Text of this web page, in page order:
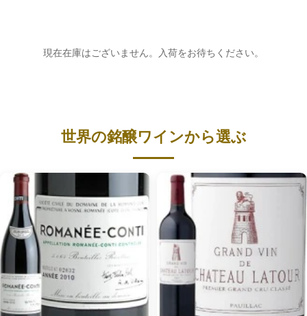
現在在庫はございません。入荷をお待ちください。
世界の銘醸ワインから選ぶ